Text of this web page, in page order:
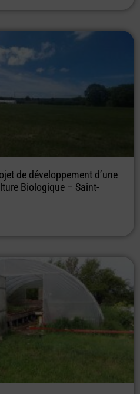
de développement d’une
Biologique – Saint-